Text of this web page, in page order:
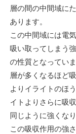
層の間の中間域に
あります。
この中間域には電
吸い取ってしまう
の性質となっていま
層が多くなるほど
よりイライトのほ
イトよりさらに吸
同じように強くなり
この吸収作用の強